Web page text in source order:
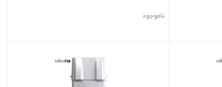
ناموجود